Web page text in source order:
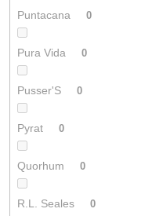
Puntacana 0
Pura Vida 0
Pusser'S 0
Pyrat 0
Quorhum 0
R.L. Seales 0